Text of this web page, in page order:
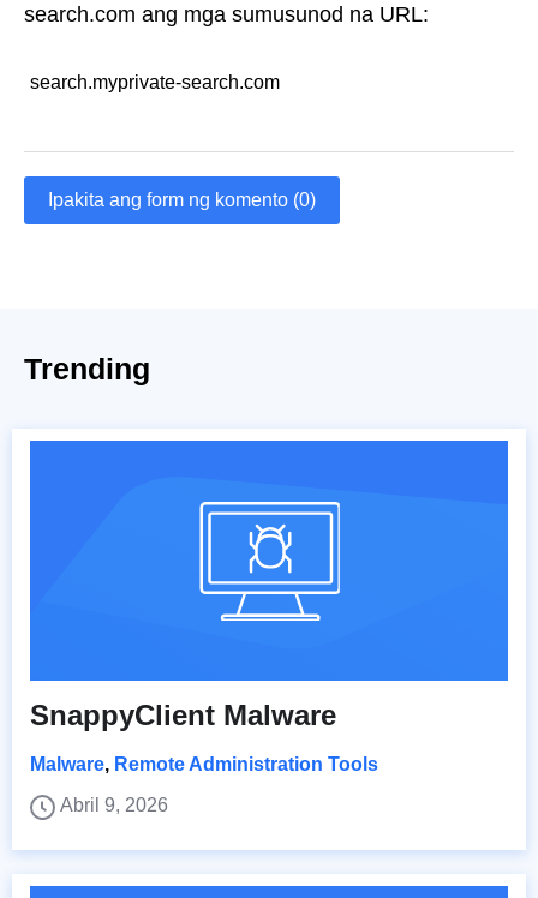
search.com ang mga sumusunod na URL:
search.myprivate-search.com
Ipakita ang form ng komento (0)
Trending
SnappyClient Malware
Malware, Remote Administration Tools
Abril 9, 2026